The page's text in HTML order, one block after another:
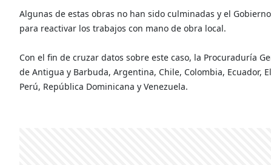
Algunas de estas obras no han sido culminadas y el
para reactivar los trabajos con mano de obra local.
Con el fin de cruzar datos sobre este caso, la Procuraduría
de Antigua y Barbuda, Argentina, Chile, Colombia, Ecuador,
Perú, República Dominicana y Venezuela.